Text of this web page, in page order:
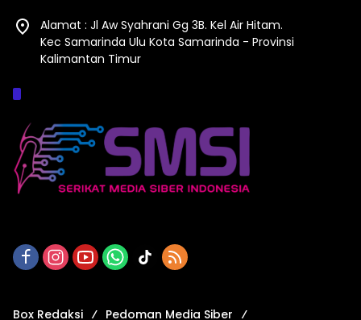
Alamat : Jl Aw Syahrani Gg 3B. Kel Air Hitam.
Kec Samarinda Ulu Kota Samarinda - Provinsi
Kalimantan Timur
Box Redaksi Pedoman Media Siber